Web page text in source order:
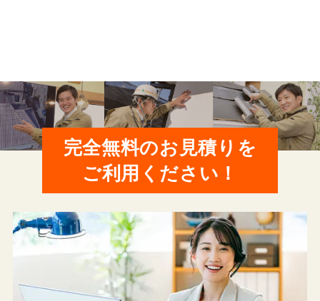
完全無料のお見積りを
ご利用ください！